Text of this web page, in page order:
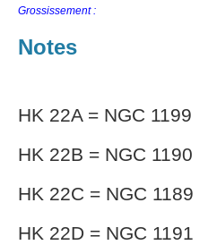
Grossissement :
Notes
HK 22A = NGC 1199
HK 22B = NGC 1190
HK 22C = NGC 1189
HK 22D = NGC 1191